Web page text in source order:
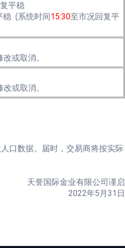
平稳
稳 (系统时间15:30至市况回复平
或取消。
或取消。
口数据。届时，交易商将按实际
天誉国际金业有限公司谨启
2022年5月31日